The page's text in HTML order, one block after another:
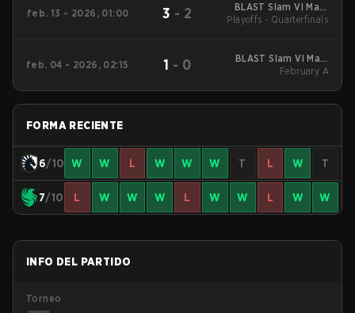
feb. 13 - 2026, 01:00 3 - 2
BLAST Slam VI Main
Tournament
Playoffs - Quarterfinals
feb. 04 - 2026, 02:15 1 - 0
BLAST Slam VI Main
Tournament
February A
FORMA RECIENTE
6/10 W W L W W W T L W T
7/10 L W W W L W W L W W
INFO DEL PARTIDO
Torneo